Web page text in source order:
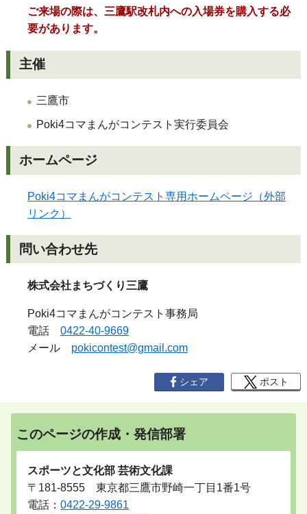
ご来場の際は、三鷹駅改札内への入場券を購入する必
要があります。
主催
三鷹市
Poki4コマまんがコンテスト実行委員会
ホームページ
Poki4コマまんがコンテスト専用ホームページ（外部
リンク）
問い合わせ先
株式会社まちづくり三鷹
Poki4コマまんがコンテスト事務局
電話 0422-40-9669
メール pokicontest@gmail.com
シェア ポスト
このページの作成・発信部署
スポーツと文化部 芸術文化課
〒181-8555 東京都三鷹市野崎一丁目1番1号
電話：0422-29-9861